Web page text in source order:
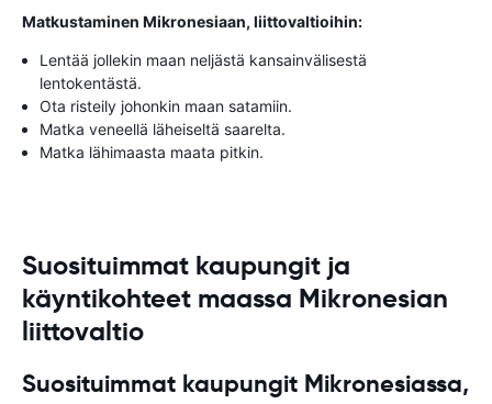
Matkustaminen Mikronesiaan, liittovaltioihin:
Lentää jollekin maan neljästä kansainvälisestä
lentokentästä.
Ota risteily johonkin maan satamiin.
Matka veneellä läheiseltä saarelta.
Matka lähimaasta maata pitkin.
Suosituimmat kaupungit ja
käyntikohteet maassa Mikronesian
liittovaltio
Suosituimmat kaupungit Mikronesiassa,